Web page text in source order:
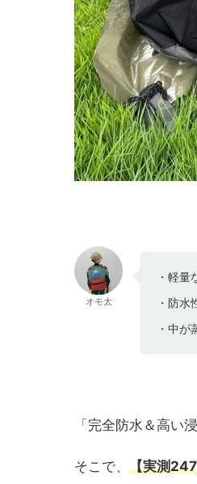
オモ太
・軽量
・防水
・中が
「完全防水＆高い
そこで、 【実測